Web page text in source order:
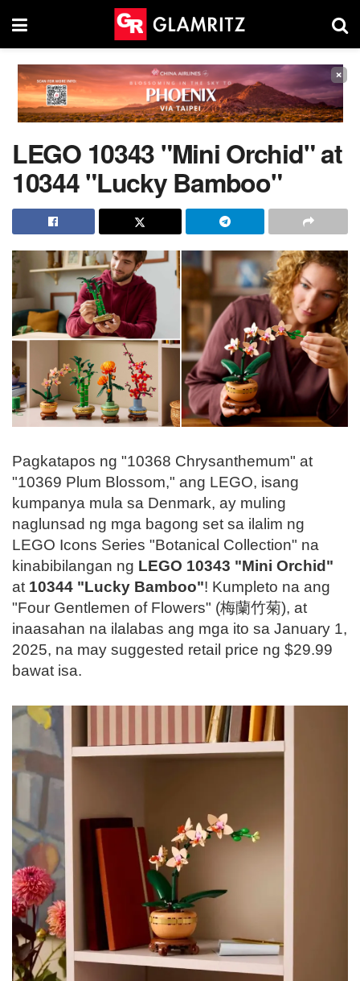
×
LEGO 10343 "Mini Orchid" at
10344 "Lucky Bamboo"
Pagkatapos ng "10368 Chrysanthemum" at
"10369 Plum Blossom," ang LEGO, isang
kumpanya mula sa Denmark, ay muling
naglunsad ng mga bagong set sa ilalim ng
LEGO Icons Series "Botanical Collection" na
kinabibilangan ng LEGO 10343 "Mini Orchid"
at 10344 "Lucky Bamboo"! Kumpleto na ang
"Four Gentlemen of Flowers" (梅蘭竹菊), at
inaasahan na ilalabas ang mga ito sa January 1,
2025, na may suggested retail price ng $29.99
bawat isa.